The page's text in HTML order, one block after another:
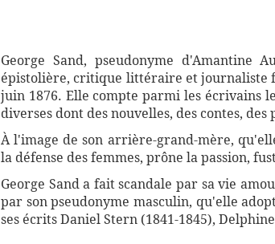
George Sand, pseudonyme d'Amantine
épistolière, critique littéraire et journaliste
juin 1876. Elle compte parmi les écrivains
diverses dont des nouvelles, des contes,
À l'image de son arrière-grand-mère,
la défense des femmes, prône la passion,
George Sand a fait scandale par sa vie
par son pseudonyme masculin, qu'elle
ses écrits Daniel Stern (1841-1845),